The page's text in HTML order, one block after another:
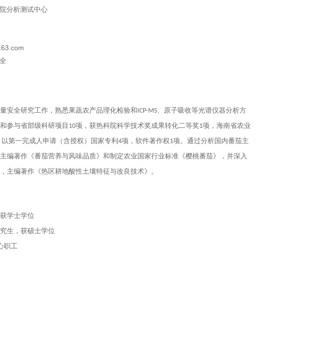
分析测试中心
安全研究工作，熟悉果蔬农产品理化检验和 ICP-MS、原子吸收等光谱仪器分析方
参与省部级科研项目 10项，获热科院科学技术奖成果转化二等奖1项，海南省农业
第一完成人申请（含授权）国家专利 4项，软件著作权1项。通过分析国内番茄主
编著作《番茄营养与风味品质》和制定农业国家行业标准《樱桃番茄》，并深入
主编著作《热区耕地酸性土壤特征与改良技术》。
学士学位
生，获硕士学位
职工